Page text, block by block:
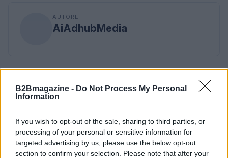
B2Bmagazine - Do Not Process My Personal
Information
If you wish to opt-out of the sale, sharing to third parties, or
processing of your personal or sensitive information for
targeted advertising by us, please use the below opt-out
section to confirm your selection. Please note that after your
AUTORE
AiAdhubMedia